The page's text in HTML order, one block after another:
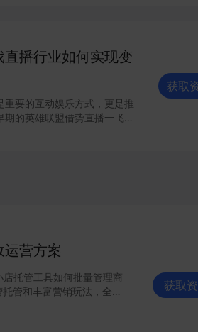
播行业如何实现变
要的互动娱乐方式，更是推
的英雄联盟借势直播一飞冲
面透视，以及对游戏直播受
认知的丰富生活偏好和多元
正在快速吸引巨量受众、深
获取
运营方案
托管工具如何批量管理商
管和丰富营销玩法，全面
获取